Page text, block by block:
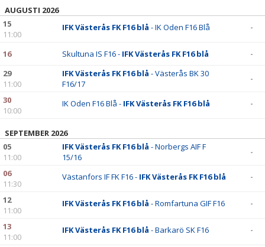
AUGUSTI 2026
15
11:00
IFK Västerås FK F16 blå - IK Oden F16 Blå -
16 Skultuna IS F16 - IFK Västerås FK F16 blå
-
29
11:00
IFK Västerås FK F16 blå - Västerås BK 30
F16/17
-
30
10:00
IK Oden F16 Blå - IFK Västerås FK F16 blå -
SEPTEMBER 2026
05
11:00
IFK Västerås FK F16 blå - Norbergs AIF F
15/16
-
06
11:30
Västanfors IF FK F16 - IFK Västerås FK F16 blå -
12
11:00
IFK Västerås FK F16 blå - Romfartuna GIF F16 -
13
11:00
IFK Västerås FK F16 blå - Barkarö SK F16 -